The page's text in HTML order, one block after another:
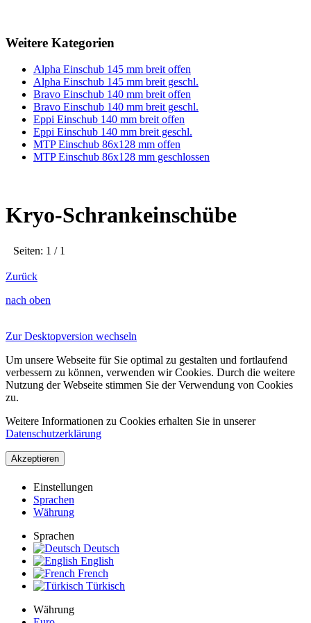
Weitere Kategorien
Alpha Einschub 145 mm breit offen
Alpha Einschub 145 mm breit geschl.
Bravo Einschub 140 mm breit offen
Bravo Einschub 140 mm breit geschl.
Eppi Einschub 140 mm breit offen
Eppi Einschub 140 mm breit geschl.
MTP Einschub 86x128 mm offen
MTP Einschub 86x128 mm geschlossen
Kryo-Schrankeinschübe
Seiten: 1 / 1
Zurück
nach oben
Zur Desktopversion wechseln
Um unsere Webseite für Sie optimal zu gestalten und fortlaufend
verbessern zu können, verwenden wir Cookies. Durch die weitere
Nutzung der Webseite stimmen Sie der Verwendung von Cookies
zu.
Weitere Informationen zu Cookies erhalten Sie in unserer
Datenschutzerklärung
Akzeptieren
Einstellungen
Sprachen
Währung
Sprachen
Deutsch
English
French
Türkisch
Währung